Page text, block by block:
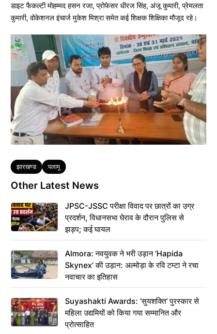
डाइट फैकल्टी मोहम्मद हसन रजा, प्रोफेसर धीरज सिंह, अंजू कुमारी, प्रेमलता
कुमारी, वोकेशनल इंचार्ज मुकेश मिश्रा समेत कई शिक्षक शिक्षिका मौजूद रहे।
Tags
झारखण्ड पलामू
Other Latest News
JPSC-JSSC परीक्षा विवाद पर छात्रों का उग्र
प्रदर्शन, विधानसभा घेराव के दौरान पुलिस से
झड़प; कई घायल
Almora: नवयुवक ने भरी उड़ान ‘Hapida
Skynex’ की उड़ान: अल्मोड़ा के रवि टम्टा ने रचा
नवाचार का इतिहास
Suyashakti Awards: ‘सुयशक्ति’ पुरस्कार से
महिला उद्यमियों को किया गया सम्मानित और
प्रोत्साहित